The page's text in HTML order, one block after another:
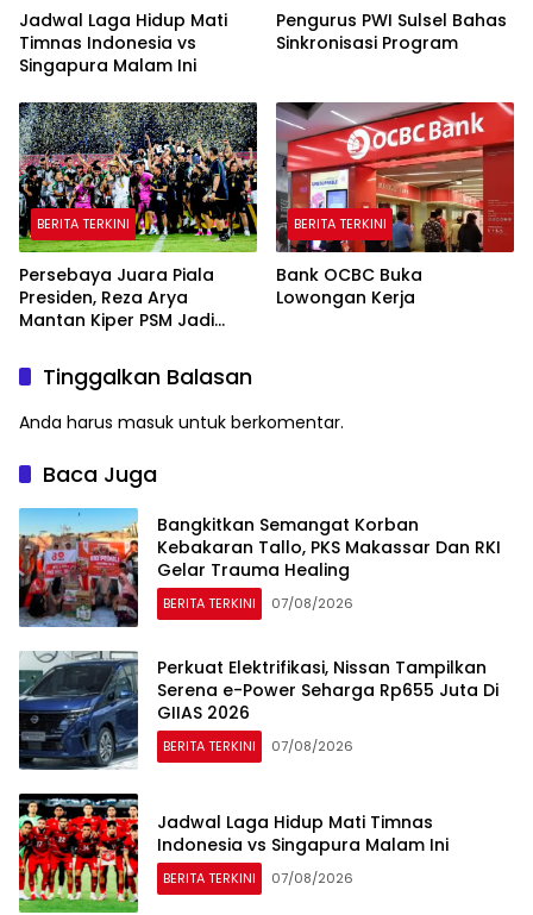
Jadwal Laga Hidup Mati
Timnas Indonesia vs
Singapura Malam Ini
Pengurus PWI Sulsel Bahas
Sinkronisasi Program
BERITA TERKINI
Persebaya Juara Piala
Presiden, Reza Arya
Mantan Kiper PSM Jadi
BERITA TERKINI
Bank OCBC Buka
Lowongan Kerja
Tinggalkan Balasan
Anda harus masuk untuk berkomentar.
Baca Juga
Bangkitkan Semangat Korban
Kebakaran Tallo, PKS Makassar Dan RKI
Gelar Trauma Healing
BERITA TERKINI 07/08/2026
Perkuat Elektrifikasi, Nissan Tampilkan
Serena e-Power Seharga Rp655 Juta Di
GIIAS 2026
BERITA TERKINI 07/08/2026
Jadwal Laga Hidup Mati Timnas
Indonesia vs Singapura Malam Ini
BERITA TERKINI 07/08/2026